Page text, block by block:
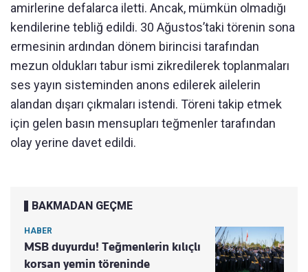
amirlerine defalarca iletti. Ancak, mümkün olmadığı
kendilerine tebliğ edildi. 30 Ağustos’taki törenin sona
ermesinin ardından dönem birincisi tarafından
mezun oldukları tabur ismi zikredilerek toplanmaları
ses yayın sisteminden anons edilerek ailelerin
alandan dışarı çıkmaları istendi. Töreni takip etmek
için gelen basın mensupları teğmenler tarafından
olay yerine davet edildi.
BAKMADAN GEÇME
HABER
MSB duyurdu! Teğmenlerin kılıçlı
korsan yemin töreninde